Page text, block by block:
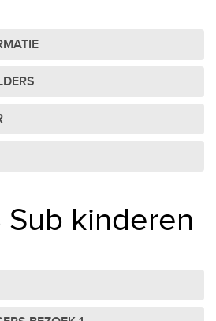
Sub kinderen